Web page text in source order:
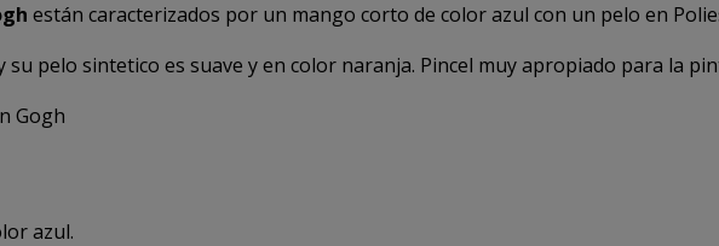
están caracterizados por un mango corto de color azul con un pelo en
pelo sintetico es suave y en color naranja. Pincel muy apropiado para la
Gogh
azul.